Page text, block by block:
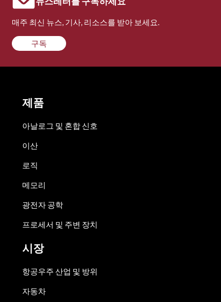
매주 최신 뉴스, 기사, 리소스를 받아 보세요.
구독
제품
아날로그 및 혼합 신호
이산
로직
메모리
광전자 공학
프로세서 및 주변 장치
시장
항공우주 산업 및 방위
자동차